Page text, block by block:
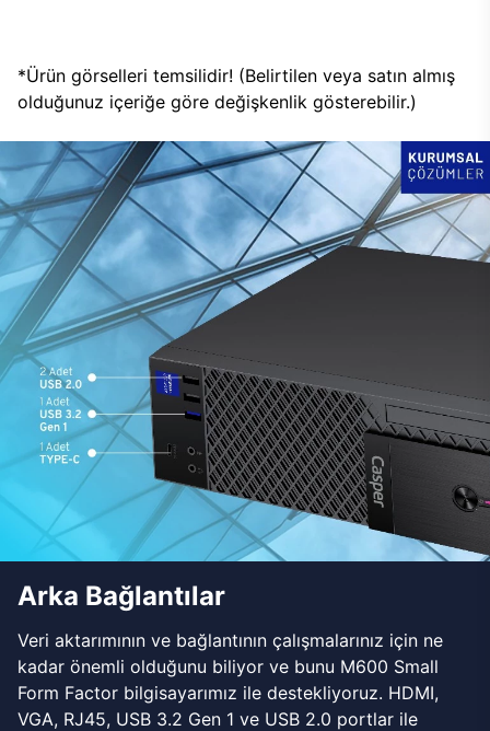
*Ürün görselleri temsilidir! (Belirtilen veya satın almış
olduğunuz içeriğe göre değişkenlik gösterebilir.)
Arka Bağlantılar
Veri aktarımının ve bağlantının çalışmalarınız için ne
kadar önemli olduğunu biliyor ve bunu M600 Small
Form Factor bilgisayarımız ile destekliyoruz. HDMI,
VGA, RJ45, USB 3.2 Gen 1 ve USB 2.0 portlar ile